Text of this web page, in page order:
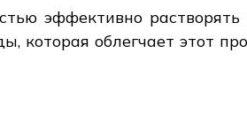
эффективно
которая облегчает этот